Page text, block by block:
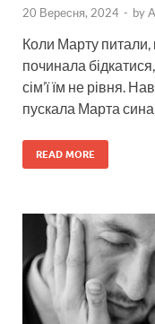
20 Вересня, 2024 - by
Коли Марту питали,
починала
сім’ї їм не рівня.
пускала Марта
READ MORE